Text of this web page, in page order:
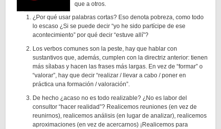
que a otros.
¿Por qué usar palabras cortas? Eso denota pobreza, como todo
lo escaso ¿Si se puede decir “yo he sido partícipe de ese
acontecimiento” por qué decir “estuve allí”?
Los verbos comunes son la peste, hay que hablar con
sustantivos que, además, cumplen con la directriz anterior: tienen
más sílabas y hacen las frases más largas. En vez de “formar” o
“valorar”, hay que decir “realizar / llevar a cabo / poner en
práctica una formación / valoración”.
De hecho ¿acaso no es todo realizable? ¿No es labor del
consultor “hacer realidad”? Realicemos reuniones (en vez de
reunirnos), realicemos análisis (en lugar de analizar), realicemos
aproximaciones (en vez de acercarnos) ¡Realicemos para